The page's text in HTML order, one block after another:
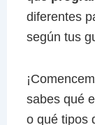
diferentes
según tus
sabes qué
o qué tipos